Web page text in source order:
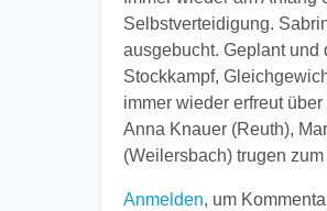
Selbstverteidigung.
ausgebucht. Geplant und
Stockkampf,
immer wieder erfreut
Anna Knauer (Reuth),
(Weilersbach) trugen
Anmelden, um